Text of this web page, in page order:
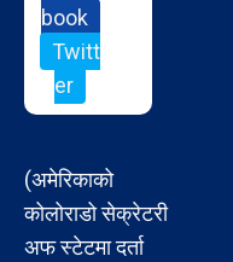
book
Twitt
er
(अमेरिकाको
कोलोराडो सेक्रेटरी
अफ स्टेटमा दर्ता